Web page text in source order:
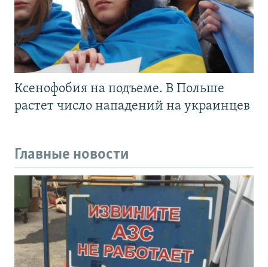
Ксенофобия на подъеме. В Польше
растет число нападений на украинцев
Главные новости